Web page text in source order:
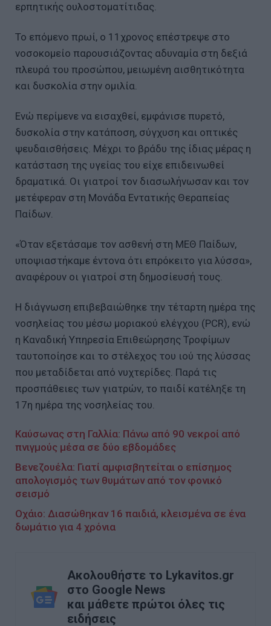
ερπητικής ουλοστοματίτιδας.
Το επόμενο πρωί, ο 11χρονος επέστρεψε στο
νοσοκομείο παρουσιάζοντας αδυναμία στη δεξιά
πλευρά του προσώπου, μειωμένη αισθητικότητα
και δυσκολία στην ομιλία.
Ενώ περίμενε να εισαχθεί, εμφάνισε πυρετό,
δυσκολία στην κατάποση, σύγχυση και οπτικές
ψευδαισθήσεις. Μέχρι το βράδυ της ίδιας μέρας η
κατάσταση της υγείας του είχε επιδεινωθεί
δραματικά. Οι γιατροί τον διασωλήνωσαν και τον
μετέφεραν στη Μονάδα Εντατικής Θεραπείας
Παίδων.
«Όταν εξετάσαμε τον ασθενή στη ΜΕΘ Παίδων,
υποψιαστήκαμε έντονα ότι επρόκειτο για λύσσα»,
αναφέρουν οι γιατροί στη δημοσίευσή τους.
Η διάγνωση επιβεβαιώθηκε την τέταρτη ημέρα της
νοσηλείας του μέσω μοριακού ελέγχου (PCR), ενώ
η Καναδική Υπηρεσία Επιθεώρησης Τροφίμων
ταυτοποίησε και το στέλεχος του ιού της λύσσας
που μεταδίδεται από νυχτερίδες. Παρά τις
προσπάθειες των γιατρών, το παιδί κατέληξε τη
17η ημέρα της νοσηλείας του.
Καύσωνας στη Γαλλία: Πάνω από 90 νεκροί από
πνιγμούς μέσα σε δύο εβδομάδες
Βενεζουέλα: Γιατί αμφισβητείται ο επίσημος
απολογισμός των θυμάτων από τον φονικό
σεισμό
Οχάιο: Διασώθηκαν 16 παιδιά, κλεισμένα σε ένα
δωμάτιο για 4 χρόνια
Ακολουθήστε το Lykavitos.gr
στο Google News
και μάθετε πρώτοι όλες τις
ειδήσεις